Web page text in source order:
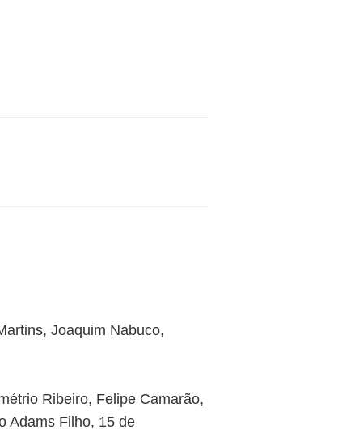
Joaquim Nabuco,
Ribeiro, Felipe Camarão,
Adams Filho, 15 de